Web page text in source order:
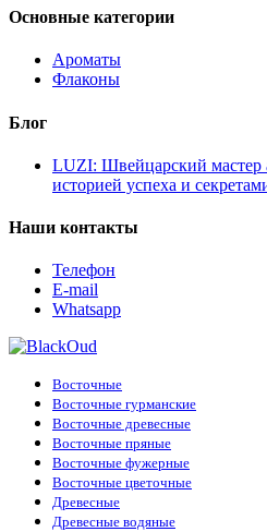
Основные категории
Ароматы
Флаконы
Блог
LUZI: Швейцарский мастер
историей успеха и
Наши контакты
Телефон
E-mail
Whatsapp
Восточные
Восточные гурманские
Восточные древесные
Восточные пряные
Восточные фужерные
Восточные цветочные
Древесные
Древесные водяные